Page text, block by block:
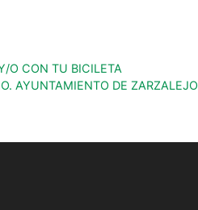
O CON TU BICILETA
AYUNTAMIENTO DE ZARZALEJO